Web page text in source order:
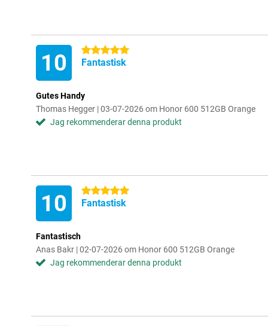
10 5 stjärnor
Fantastisk
Gutes Handy
Thomas Hegger | 03-07-2026 om Honor 600 512GB Orange
Jag rekommenderar denna produkt
10 5 stjärnor
Fantastisk
Fantastisch
Anas Bakr | 02-07-2026 om Honor 600 512GB Orange
Jag rekommenderar denna produkt